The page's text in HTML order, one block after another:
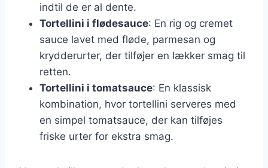
indtil de er al dente.
Tortellini i flødesauce: En rig og cremet
sauce lavet med fløde, parmesan og
krydderurter, der tilføjer en lækker smag til
retten.
Tortellini i tomatsauce: En klassisk
kombination, hvor tortellini serveres med
en simpel tomatsauce, der kan tilføjes
friske urter for ekstra smag.